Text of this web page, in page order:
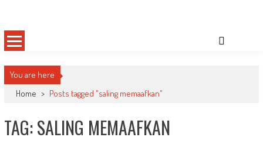
You are here
Home > Posts tagged "saling memaafkan"
TAG: SALING MEMAAFKAN